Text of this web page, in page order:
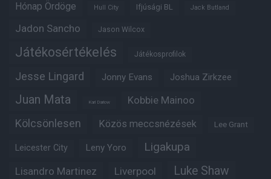
Hónap Ördöge Hull City Ifjúsági BL Jack Butland
Jadon Sancho Jason Wilcox
Játékosértékelés Játékosprofilok
Jesse Lingard Jonny Evans Joshua Zirkzee
Juan Mata Karl Darlow Kobbie Mainoo
Kölcsönlesen Közös meccsnézések Lee Grant
Leicester City Leny Yoro Ligakupa
Lisandro Martinez Liverpool Luke Shaw